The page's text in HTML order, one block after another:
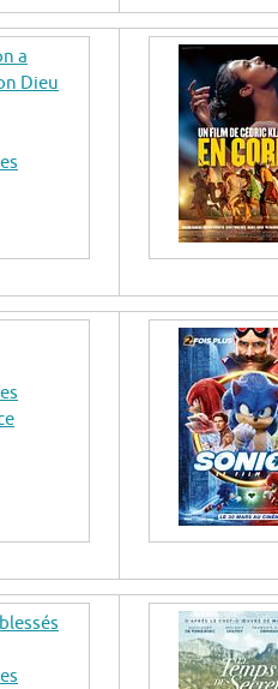
a
Dieu